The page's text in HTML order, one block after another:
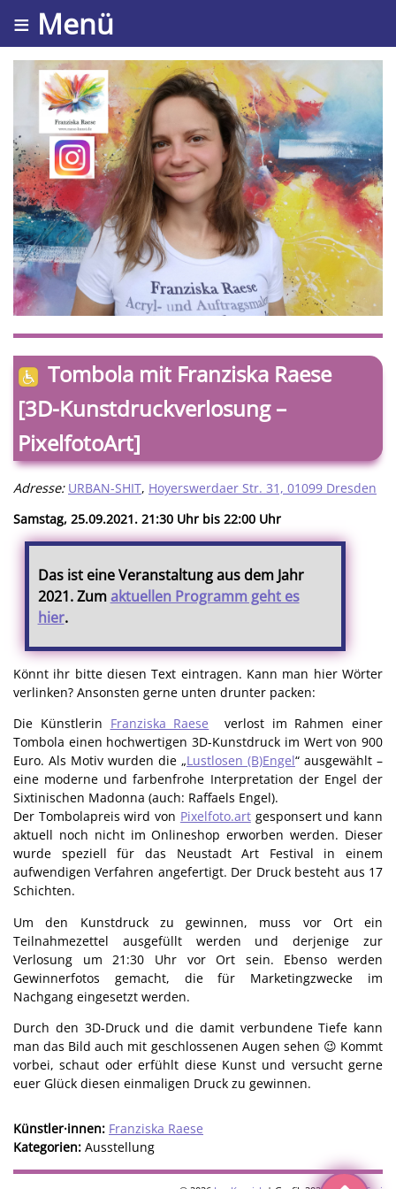
≡ Menü
Tombola mit Franziska Raese
[3D-Kunstdruckverlosung –
PixelfotoArt]
Adresse: URBAN-SHIT, Hoyerswerdaer Str. 31, 01099 Dresden
Samstag, 25.09.2021. 21:30 Uhr bis 22:00 Uhr
Das ist eine Veranstaltung aus dem Jahr
2021. Zumaktuellen Programm geht es
hier.
Könnt ihr bitte diesen Text eintragen. Kann man hier Wörter
verlinken? Ansonsten gerne unten drunter packen:
Die Künstlerin Franziska Raese verlost im Rahmen einer
Tombola einen hochwertigen 3D-Kunstdruck im Wert von 900
Euro. Als Motiv wurden die „Lustlosen (B)Engel“ ausgewählt –
eine moderne und farbenfrohe Interpretation der Engel der
Sixtinischen Madonna (auch: Raffaels Engel).
Der Tombolapreis wird von Pixelfoto.artgesponsert und kann
aktuell noch nicht im Onlineshop erworben werden. Dieser
wurde speziell für das Neustadt Art Festival in einem
aufwendigen Verfahren angefertigt. Der Druck besteht aus 17
Schichten.
Um den Kunstdruck zu gewinnen, muss vor Ort ein
Teilnahmezettel ausgefüllt werden und derjenige zur
Verlosung um 21:30 Uhr vor Ort sein. Ebenso werden
Gewinnerfotos gemacht, die für Marketingzwecke im
Nachgang eingesetzt werden.
Durch den 3D-Druck und die damit verbundene Tiefe kann
man das Bild auch mit geschlossenen Augen sehen 😉 Kommt
vorbei, schaut oder erfühlt diese Kunst und versucht gerne
euer Glück diesen einmaligen Druck zu gewinnen.
Künstler·innen: Franziska Raese
Kategorien: Ausstellung